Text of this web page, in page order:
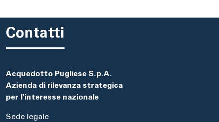
Contatti
Acquedotto Pugliese S.p.A.
Azienda di rilevanza strategica
per l'interesse nazionale
Sede legale